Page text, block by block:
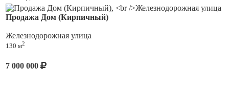
общественного транспорта. Документы готовы. Ипотека
возможна (помощь в ипотеки). Торг.
Продажа Дом (Кирпичный)
Железнодорожная улица
130 м2
7 000 000